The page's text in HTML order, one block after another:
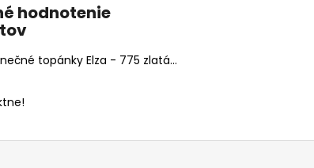
hodnotenie
Dámske tanečné topánky Elza - 775 zlatá 6,5 cm Flare
produktu je 5 z 5 hviezdičiek.